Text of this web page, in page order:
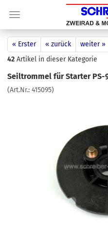
« Erster « zurück weiter »
42 Artikel in dieser Kategorie
Seiltrommel für Starter PS-
(Art.Nr.: 415095)